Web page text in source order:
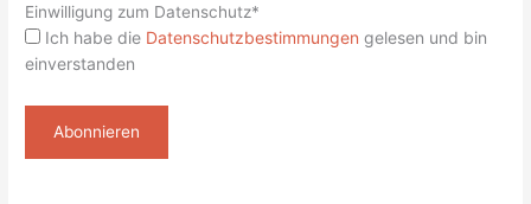
Einwilligung zum Datenschutz*
Ich habe die Datenschutzbestimmungengelesen und bin
einverstanden